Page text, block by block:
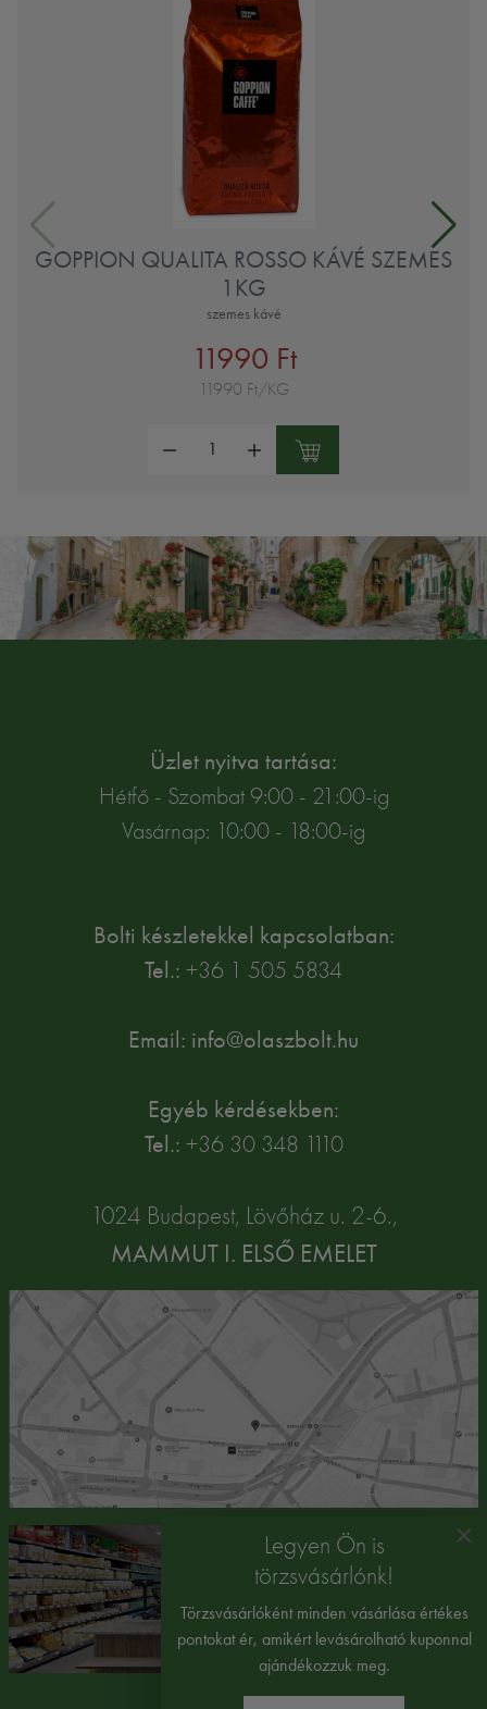
GOPPION QUALITA ROSSO KÁVÉ SZEMES
1KG
szemes kávé
11990 Ft
11990 Ft/KG
Üzlet nyitva tartása:
Hétfő - Szombat 9:00 - 21:00-ig
Vasárnap: 10:00 - 18:00-ig
Bolti készletekkel kapcsolatban:
Tel.: +36 1 505 5834
Email: info@olaszbolt.hu
Egyéb kérdésekben:
Tel.: +36 30 348 1110
1024 Budapest, Lövőház u. 2-6.,
MAMMUT I. ELSŐ EMELET
×
Legyen Ön is
törzsvásárlónk!
Törzsvásárlóként minden vásárlása értékes
pontokat ér, amikért levásárolható kuponnal
ajándékozzuk meg.